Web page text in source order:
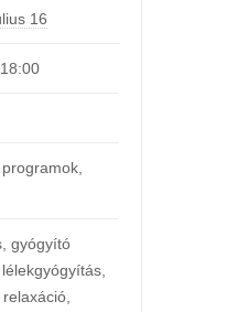
16
,
, gyógyító
lélekgyógyítás,
relaxáció,